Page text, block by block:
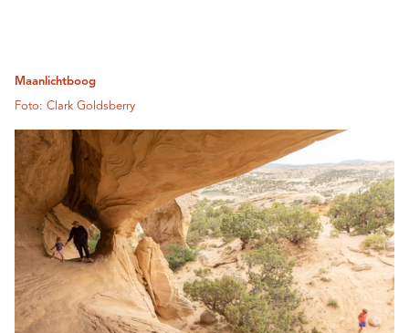
Maanlichtboog
Foto: Clark Goldsberry